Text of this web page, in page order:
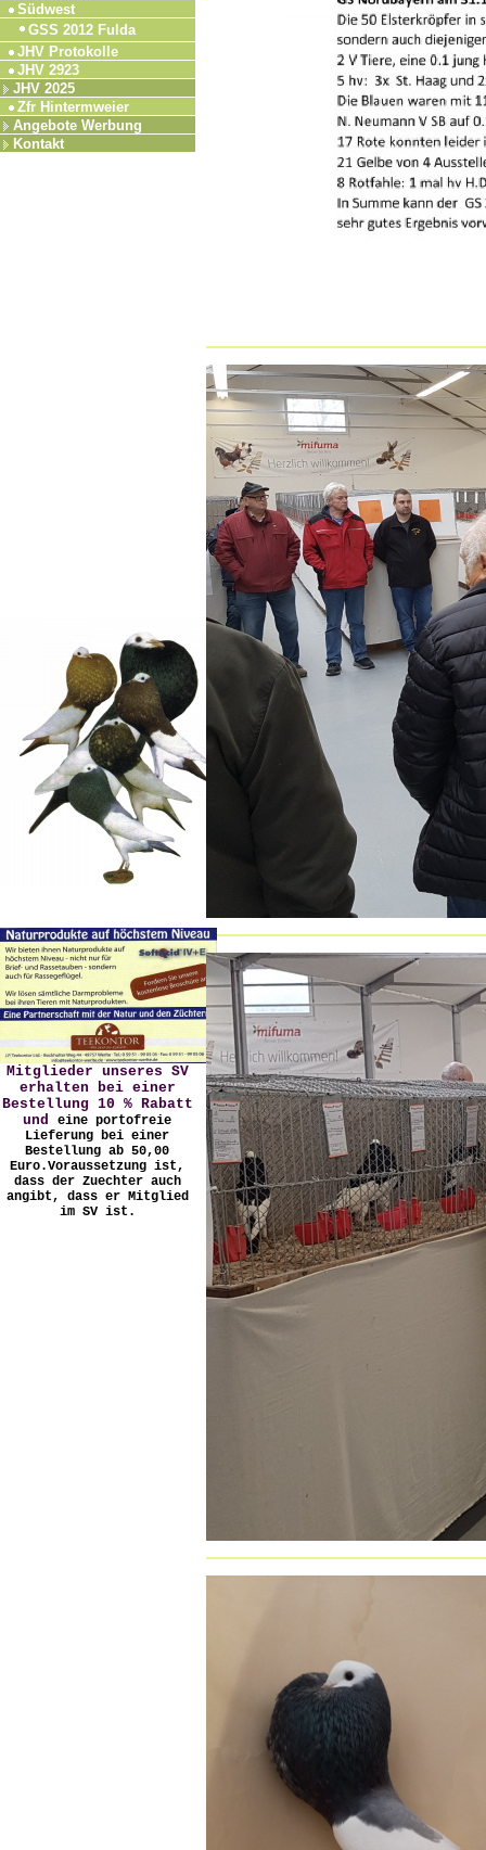
Südwest
GSS 2012 Fulda
JHV Protokolle
JHV 2923
JHV 2025
Zfr Hintermweier
Angebote Werbung
Kontakt
Mitglieder unseres SV
erhalten bei einer
Bestellung 10 % Rabatt
und
eine portofreie
Lieferung bei einer
Bestellung ab 50,00
Euro.Voraussetzung ist,
dass der Zuechter auch
angibt, dass er Mitglied
im SV ist.